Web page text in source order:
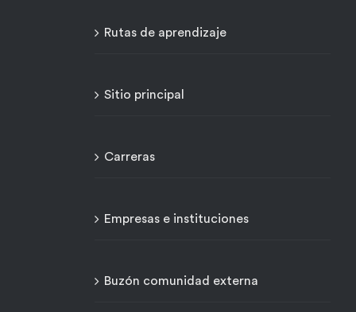
Rutas de aprendizaje
Sitio principal
Carreras
Empresas e instituciones
Buzón comunidad externa